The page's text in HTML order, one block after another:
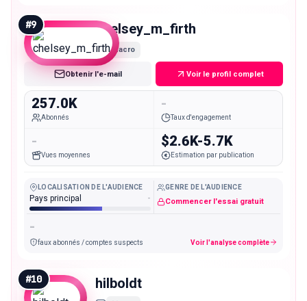
#9 chelsey_m_firth
Macro
Obtenir l'e-mail Voir le profil complet
257.0K
Abonnés
-
Taux d'engagement
-
Vues moyennes
$2.6K-5.7K
Estimation par publication
LOCALISATION DE L'AUDIENCE
Pays principal -
GENRE DE L'AUDIENCE
Commencer l'essai gratuit
-
faux abonnés / comptes suspects Voir l'analyse complète
#10 hilboldt